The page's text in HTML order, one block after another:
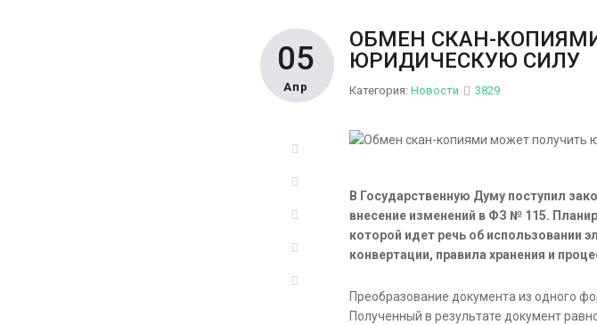
05
Апр
Facebook
ОБМЕН СКАН-
ЮРИДИЧЕСКУЮ СИЛУ
Категория: Новости 3829
В Государственную Думу поступил
внесение изменений в ФЗ № 115.
которой идет речь об использовании
конвертации, правила хранения и
Преобразование документа из одного
Полученный в результате документ